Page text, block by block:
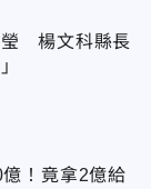
瑩 楊文科縣長
！竟拿2億給